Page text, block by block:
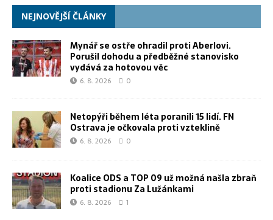
NEJNOVĚJŠÍ ČLÁNKY
Mynář se ostře ohradil proti Aberlovi.
Porušil dohodu a předběžné stanovisko
vydává za hotovou věc
6. 8. 2026 0
Netopýři během léta poranili 15 lidí. FN
Ostrava je očkovala proti vzteklině
6. 8. 2026 0
Koalice ODS a TOP 09 už možná našla zbraň
proti stadionu Za Lužánkami
6. 8. 2026 1